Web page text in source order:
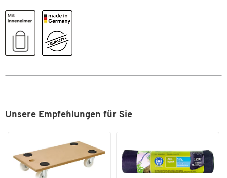
Oberfläche
Sandbefüllung
Selbstlöschend
Unsere Empfehlungen für Sie